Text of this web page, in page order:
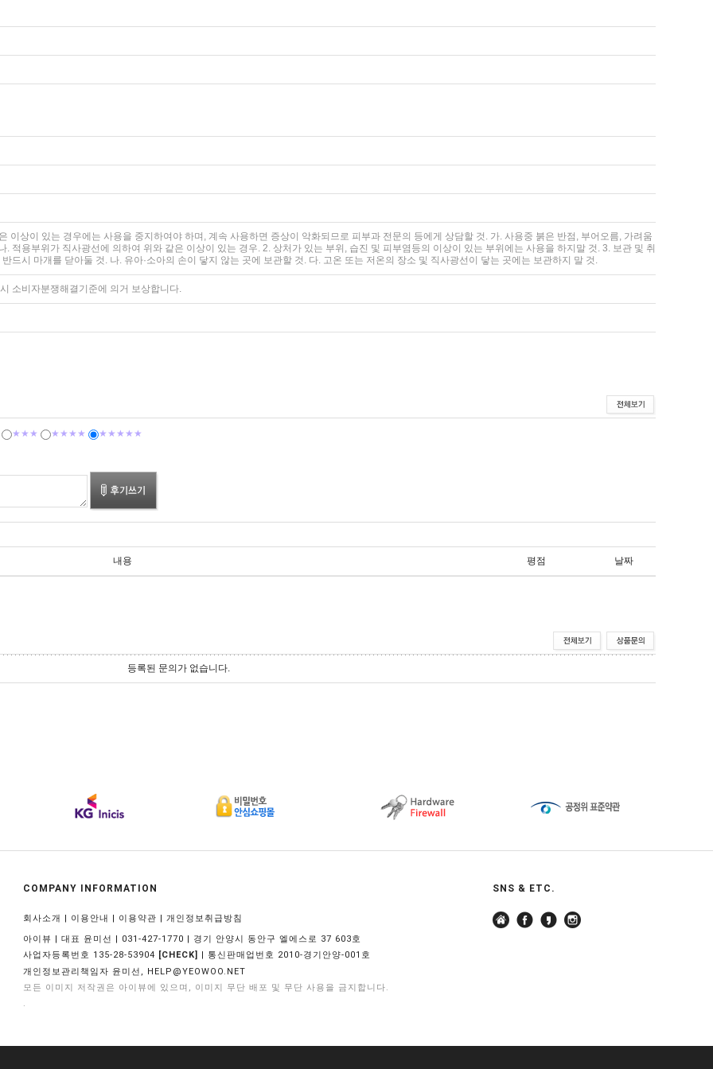
이상이 있는 경우에는 사용을 중지하여야 하며, 계속 사용하면 증상이 악화되므로 피부과 전문의 등에게 상담할 것. 가. 사용중 붉은 반점, 부어오름, 가려움
. 적용부위가 직사광선에 의하여 위와 같은 이상이 있는 경우. 2. 상처가 있는 부위, 습진 및 피부염등의 이상이 있는 부위에는 사용을 하지말 것. 3. 보관 및 취
드시 마개를 닫아둘 것. 나. 유아·소아의 손이 닿지 않는 곳에 보관할 것. 다. 고온 또는 저온의 장소 및 직사광선이 닿는 곳에는 보관하지 말 것.
소비자분쟁해결기준에 의거 보상합니다.
★★★ ★★★★ ★★★★★
내용 평점 날짜
등록된 문의가 없습니다.
COMPANY INFORMATION
회사소개 이용안내 이용약관
개인정보취급방침
아이뷰 | 대표 윤미선 | 031-427-1770 | 경기 안양시 동안구 엘에스로 37 603호
사업자등록번호 135-28-53904
[CHECK]
| 통신판매업번호 2010-경기안양-001호
개인정보관리책임자 윤미선, HELP@YEOWOO.NET
모든 이미지 저작권은 아이뷰에 있으며, 이미지 무단 배포 및 무단 사용을 금지합니다.
.
SNS & ETC.